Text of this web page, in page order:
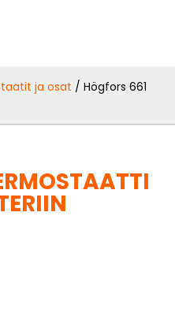
ja osat / Högfors 661